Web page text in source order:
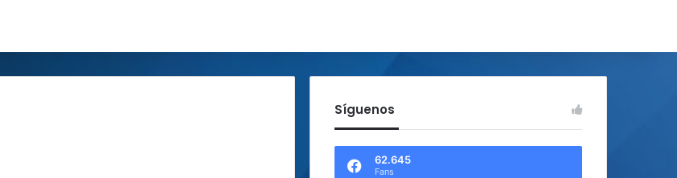
Síguenos
62.645
Fans